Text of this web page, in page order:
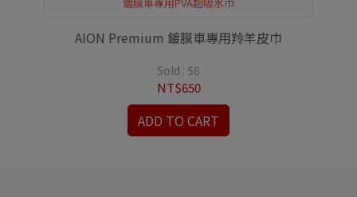
AION Premium 鍍膜車專用羚羊皮巾
Sold : 56
NT$650
ADD TO CART